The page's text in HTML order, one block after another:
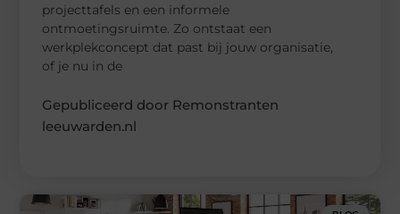
projecttafels en een informele
ontmoetingsruimte. Zo ontstaat een
werkplekconcept dat past bij jouw organisatie,
of je nu in de
Gepubliceerd door Remonstranten
leeuwarden.nl